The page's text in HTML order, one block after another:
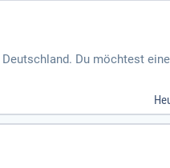
Du möchtest